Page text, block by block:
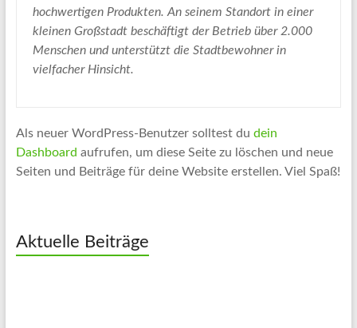
hochwertigen Produkten. An seinem Standort in einer
kleinen Großstadt beschäftigt der Betrieb über 2.000
Menschen und unterstützt die Stadtbewohner in
vielfacher Hinsicht.
Als neuer WordPress-Benutzer solltest du dein
Dashboard aufrufen, um diese Seite zu löschen und neue
Seiten und Beiträge für deine Website erstellen. Viel Spaß!
Aktuelle Beiträge